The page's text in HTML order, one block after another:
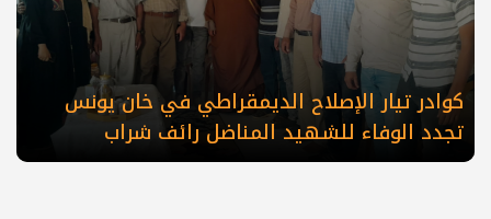
كوادر تيار الإصلاح الديمقراطي في خان يونس
تجدد الوفاء للشهيد المناضل رائف شراب